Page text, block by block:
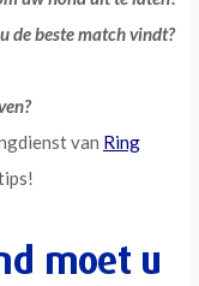
de beste match vindt?
van Ring
moet u